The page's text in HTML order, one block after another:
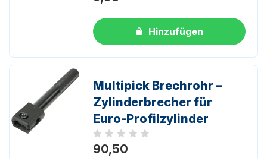
Hinzufügen
Multipick Brechrohr –
Zylinderbrecher für
Euro-Profilzylinder
Noch keine Bewertungen
90,50